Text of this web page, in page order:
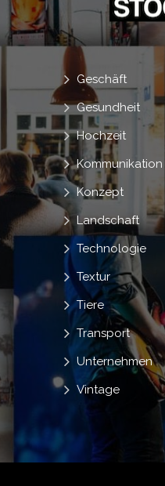
Geschäft
Gesundheit
Hochzeit
Kommunikation
Konzept
Landschaft
Technologie
Textur
Tiere
Transport
Unternehmen
Vintage